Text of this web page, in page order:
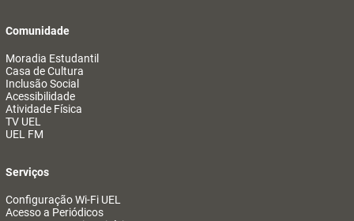
Comunidade
Moradia Estudantil
Casa de Cultura
Inclusão Social
Acessibilidade
Atividade Física
TV UEL
UEL FM
Serviços
Configuração Wi-Fi UEL
Acesso a Periódicos